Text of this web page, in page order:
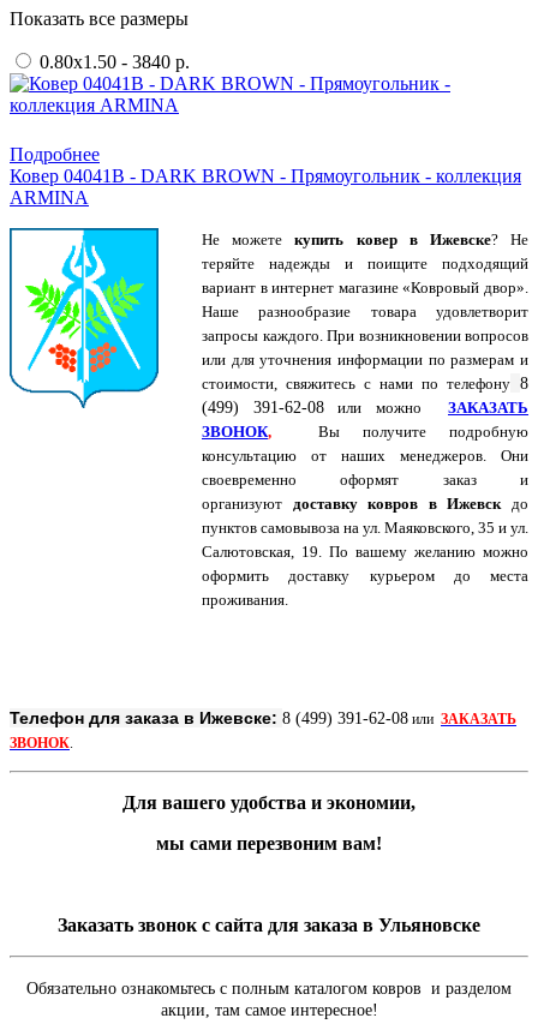
Показать все размеры
0.80x1.50 - 3840 р.
Подробнее
Ковер 04041B - DARK BROWN - Прямоугольник - коллекция
ARMINA
Не можетекупить ковер в Ижевске? Не
теряйте надежды и поищите подходящий
вариант в интернет магазине «Ковровый двор».
Наше разнообразие товара удовлетворит
запросы каждого. При возникновении вопросов
или для уточнения информации по размерам и
стоимости, свяжитесь с нами по телефону 8
(499) 391-62-08 или можноЗАКАЗАТЬ
ЗВОНОК,
Вы получите подробную
консультацию от наших менеджеров. Они
своевременно оформят заказ и
организуют доставку ковров в Ижевск до
пунктов самовывоза на ул. Маяковского, 35 и ул.
Салютовская, 19. По вашему желанию можно
оформить доставку курьером до места
проживания.
Телефон для заказа в Ижевске: 8 (499) 391-62-08 или ЗАКАЗАТЬ
ЗВОНОК.
Для вашего удобства и экономии,
мы сами перезвоним вам!
Заказать звонок с сайта для заказа в Ульяновске
Обязательно ознакомьтесь с полным каталогом ковров и разделом
акции, там самое интересное!